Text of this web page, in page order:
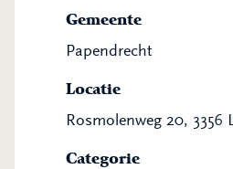
Gemeente
Papendrecht
Locatie
Rosmolenweg 20, 3356
Categorie